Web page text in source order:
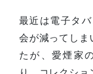
最近は電子タ
会が減ってしま
たが、愛煙家